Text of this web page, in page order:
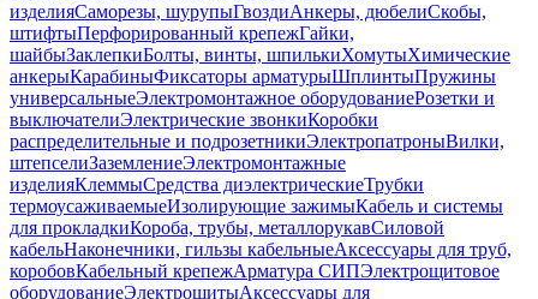
изделияСаморезы, шурупыГвоздиАнкеры, дюбелиСкобы,
штифтыПерфорированный крепежГайки,
шайбыЗаклепкиБолты, винты, шпилькиХомутыХимические
анкерыКарабиныФиксаторы арматурыШплинтыПружины
универсальныеЭлектромонтажное оборудованиеРозетки и
выключателиЭлектрические звонкиКоробки
распределительные и подрозетникиЭлектропатроныВилки,
штепселиЗаземлениеЭлектромонтажные
изделияКлеммыСредства диэлектрическиеТрубки
термоусаживаемыеИзолирующие зажимыКабель и системы
для прокладкиКороба, трубы, металлорукавСиловой
кабельНаконечники, гильзы кабельныеАксессуары для труб,
коробовКабельный крепежАрматура СИПЭлектрощитовое
оборудованиеЭлектрощитыАксессуары для